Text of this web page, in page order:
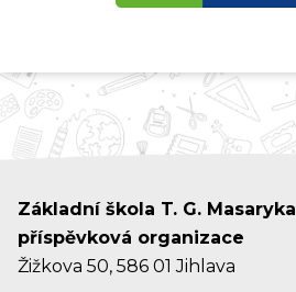
Základní škola T. G. Masaryka
příspěvková organizace
Žižkova 50, 586 01 Jihlava